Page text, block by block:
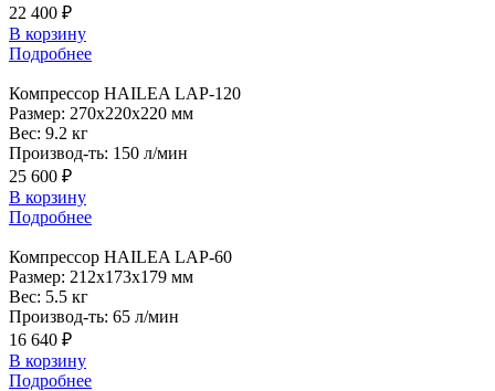
22 400 ₽
В корзину
Подробнее
Компрессор HAILEA LAP-120
Размер: 270x220x220 мм
Вес: 9.2 кг
Производ-ть: 150 л/мин
25 600 ₽
В корзину
Подробнее
Компрессор HAILEA LAP-60
Размер: 212x173x179 мм
Вес: 5.5 кг
Производ-ть: 65 л/мин
16 640 ₽
В корзину
Подробнее